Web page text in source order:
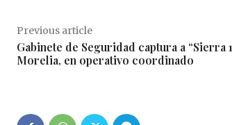
Previous article
Gabinete de Seguridad captura a “Sierra
Morelia, en operativo coordinado